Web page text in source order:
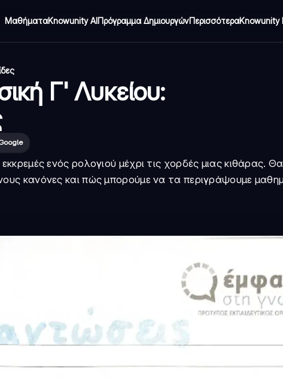
ΜαθήματαKnowunity AIΠρόγραμμα ΔημιουργώνΠερισσότεραKnowunity
Γ' Λυκείου:
ενός ρολογιού μέχρι τις χορδές μιας κιθάρας.
κανόνες και πώς μπορούμε να τα περιγράψουμε